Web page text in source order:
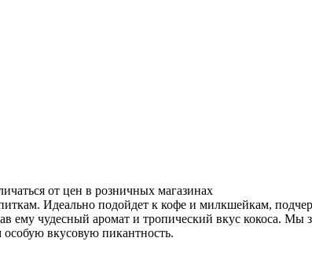
от цен в розничных магазинах
Идеально подойдет к кофе и милкшейкам,
ему чудесный аромат и тропический вкус кокоса. Мы
вкусовую пикантность.